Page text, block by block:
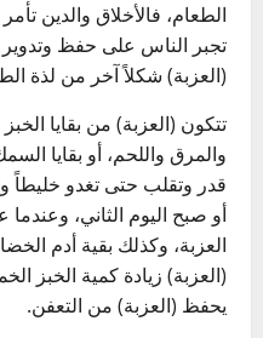
الطعام، فالأخلاق والدين
تجبر الناس على حفظ وتدوير
(العزبة) شكلاً آخر من لذة
تتكون (العزبة) من بقايا
والمرق واللحم، أو بقايا
قدر وتقلب حتى تغدو
أو صبح اليوم الثاني،
العزبة، وكذلك بقية أدم
(العزبة) زيادة كمية الخبز
يحفظ (العزبة) من التعفن.